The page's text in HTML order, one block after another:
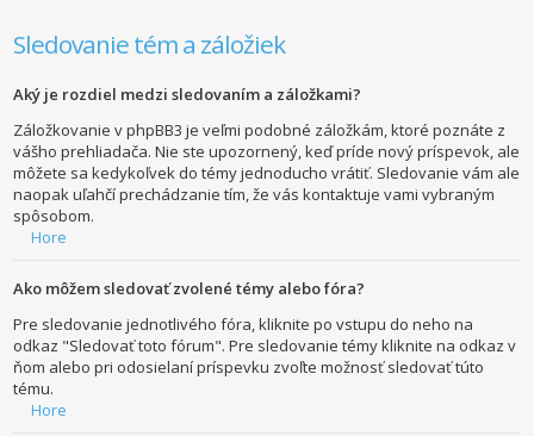
Sledovanie tém a záložiek
Aký je rozdiel medzi sledovaním a záložkami?
Záložkovanie v phpBB3 je veľmi podobné záložkám, ktoré poznáte z
vášho prehliadača. Nie ste upozornený, keď príde nový príspevok, ale
môžete sa kedykoľvek do témy jednoducho vrátiť. Sledovanie vám ale
naopak uľahčí prechádzanie tím, že vás kontaktuje vami vybraným
spôsobom.
Hore
Ako môžem sledovať zvolené témy alebo fóra?
Pre sledovanie jednotlivého fóra, kliknite po vstupu do neho na
odkaz "Sledovať toto fórum". Pre sledovanie témy kliknite na odkaz v
ňom alebo pri odosielaní príspevku zvoľte možnosť sledovať túto
tému.
Hore